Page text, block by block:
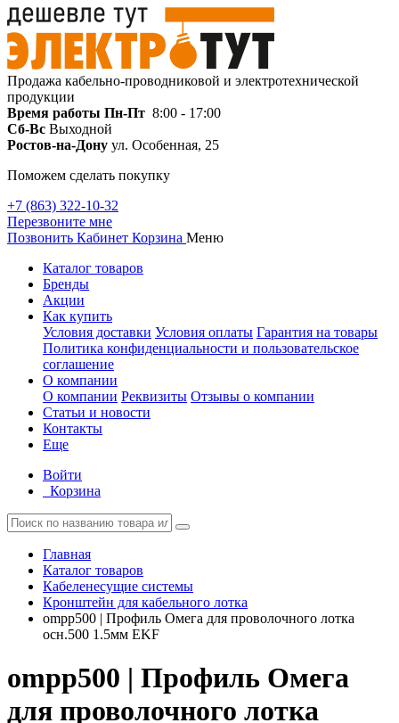
Продажа кабельно-проводниковой и электротехнической
продукции
Время работы Пн-Пт 8:00 - 17:00
Сб-Вс Выходной
Ростов-на-Дону ул. Особенная, 25
Поможем сделать покупку
+7 (863) 322-10-32
Перезвоните мне
Позвонить Кабинет Корзина Меню
Каталог товаров
Бренды
Акции
Как купить
Условия доставки Условия оплаты Гарантия на товары
Политика конфиденциальности и пользовательское
соглашение
О компании
О компании Реквизиты Отзывы о компании
Статьи и новости
Контакты
Еще
Войти
Корзина
Главная
Каталог товаров
Кабеленесущие системы
Кронштейн для кабельного лотка
ompp500 | Профиль Омега для проволочного лотка
осн.500 1.5мм EKF
ompp500 | Профиль Омега
для проволочного лотка